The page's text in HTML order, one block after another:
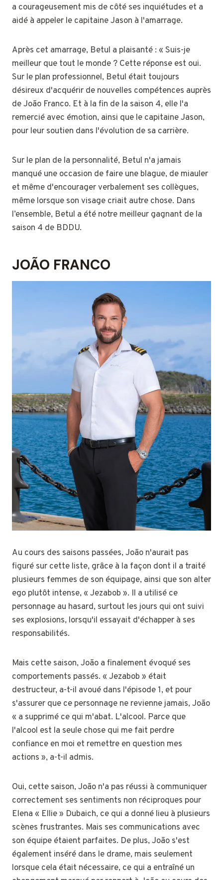
a courageusement mis de côté ses inquiétudes et a
aidé à appeler le capitaine Jason à l'amarrage.
Après cet amarrage, Betul a plaisanté : « Suis-je
meilleur que tout le monde ? Cette réponse est oui.
Sur le plan professionnel, Betul était toujours
désireux d'acquérir de nouvelles compétences auprès
de João Franco. Et à la fin de la saison 4, elle l'a
remercié avec émotion, ainsi que le capitaine Jason,
pour leur soutien dans l'évolution de sa carrière.
Sur le plan de la personnalité, Betul n'a jamais
manqué une occasion de faire une blague, de miauler
et même d'encourager verbalement ses collègues,
même lorsque son visage criait autre chose. Dans
l’ensemble, Betul a été notre meilleur gagnant de la
saison 4 de BDDU.
JOÃO FRANCO
Au cours des saisons passées, João n'aurait pas
figuré sur cette liste, grâce à la façon dont il a traité
plusieurs femmes de son équipage, ainsi que son alter
ego plutôt intense, « Jezabob ». Il a utilisé ce
personnage au hasard, surtout les jours qui ont suivi
ses explosions, lorsqu'il essayait d'échapper à ses
responsabilités.
Mais cette saison, João a finalement évoqué ses
comportements passés. « Jezabob » était
destructeur, a-t-il avoué dans l'épisode 1, et pour
s'assurer que ce personnage ne revienne jamais, João
« a supprimé ce qui m'abat. L'alcool. Parce que
l'alcool est la seule chose qui me fait perdre
confiance en moi et remettre en question mes
actions », a-t-il admis.
Oui, cette saison, João n'a pas réussi à communiquer
correctement ses sentiments non réciproques pour
Elena « Ellie » Dubaich, ce qui a donné lieu à plusieurs
scènes frustrantes. Mais ses communications avec
son équipe étaient parfaites. De plus, João s'est
également inséré dans le drame, mais seulement
lorsque cela était nécessaire, ce qui a entraîné un